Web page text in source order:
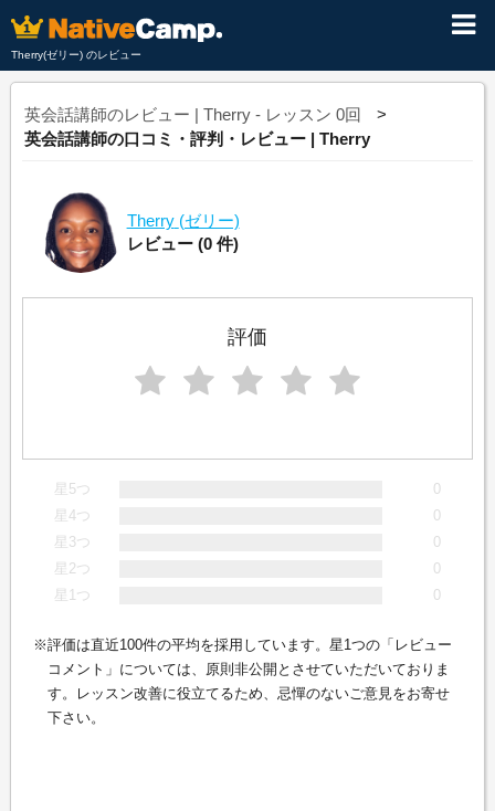
Therry(ゼリー) のレビュー
英会話講師のレビュー | Therry - レッスン 0回
英会話講師の口コミ・評判・レビュー | Therry
Therry (ゼリー)
レビュー (0 件)
評価
星5つ
0
星4つ
0
星3つ
0
星2つ
0
星1つ
0
評価は直近100件の平均を採用しています。星1つの「レビュー
コメント」については、原則非公開とさせていただいておりま
す。レッスン改善に役立てるため、忌憚のないご意見をお寄せ
下さい。